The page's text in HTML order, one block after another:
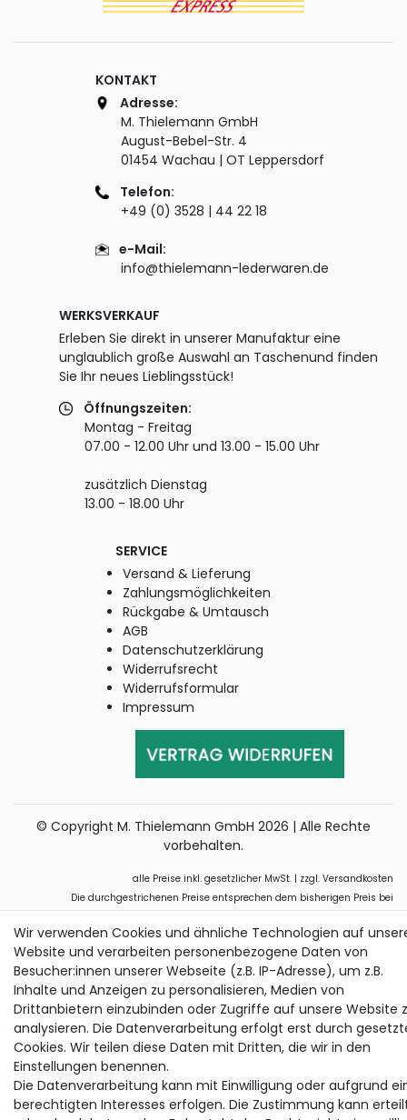
KONTAKT
Adresse:
M. Thielemann GmbH
August-Bebel-Str. 4
01454 Wachau | OT Leppersdorf
Telefon:
+49 (0) 3528 | 44 22 18
e-Mail:
info@thielemann-lederwaren.de
WERKSVERKAUF
Erleben Sie direkt in unserer Manufaktur eine
unglaublich große Auswahl an Taschenund finden
Sie Ihr neues Lieblingsstück!
Öffnungszeiten:
Montag - Freitag
07.00 - 12.00 Uhr und 13.00 - 15.00 Uhr
zusätzlich Dienstag
13.00 - 18.00 Uhr
SERVICE
Versand & Lieferung
Zahlungsmöglichkeiten
Rückgabe & Umtausch
AGB
Datenschutzerklärung
Widerrufsrecht
Widerrufsformular
Impressum
© Copyright M. Thielemann GmbH 2026 | Alle Rechte
vorbehalten.
alle Preise inkl. gesetzlicher MwSt. | zzgl. Versandkosten
Die durchgestrichenen Preise entsprechen dem bisherigen Preis bei
Wir verwenden Cookies und ähnliche Technologien auf
Website und verarbeiten personenbezogene Daten von
Besucher:innen unserer Webseite (z.B. IP-Adresse), um z.B.
Inhalte und Anzeigen zu personalisieren, Medien von
Drittanbietern einzubinden oder Zugriffe auf unsere Website
analysieren. Die Datenverarbeitung erfolgt erst durch
Cookies. Wir teilen diese Daten mit Dritten, die wir in den
Einstellungen benennen.
Die Datenverarbeitung kann mit Einwilligung oder aufgrund
berechtigten Interesses erfolgen. Die Zustimmung kann